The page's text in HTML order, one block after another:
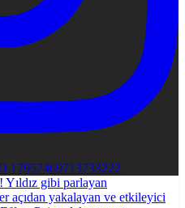
17957469713733222